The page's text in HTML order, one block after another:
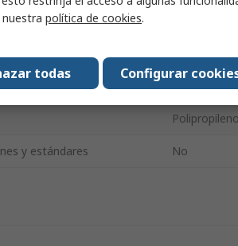
Negro
Polipropileno
y estándares No
política de cookies.
Configurar
todas